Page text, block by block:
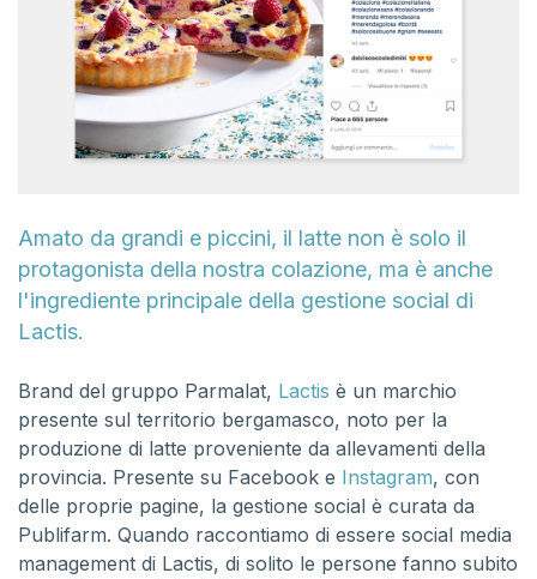
Amato da grandi e piccini, il latte non è solo il
protagonista della nostra colazione, ma è anche
l'ingrediente principale della gestione social di
Lactis.
Brand del gruppo Parmalat, Lactis è un marchio
presente sul territorio bergamasco, noto per la
produzione di latte proveniente da allevamenti della
provincia. Presente su Facebook e Instagram, con
delle proprie pagine, la gestione social è curata da
Publifarm. Quando raccontiamo di essere social media
management di Lactis, di solito le persone fanno subito